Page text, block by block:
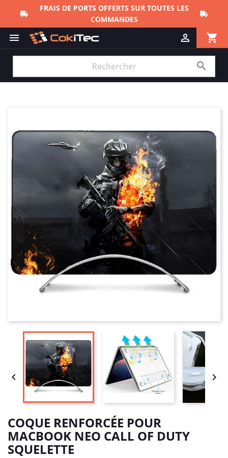
FRAIS DE PORTS OFFERTS SUR TOUTES LES
COMMANDES
 shopping_cart


 
COQUE RENFORCÉE POUR
MACBOOK NEO CALL OF DUTY
SQUELETTE